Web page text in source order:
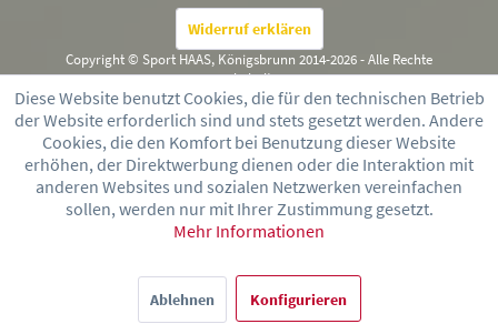
Widerruf erklären
Copyright © Sport HAAS, Königsbrunn 2014-2026 - Alle Rechte
vorbehalten
Diese Website benutzt Cookies, die für den technischen Betrieb
der Website erforderlich sind und stets gesetzt werden. Andere
Cookies, die den Komfort bei Benutzung dieser Website
erhöhen, der Direktwerbung dienen oder die Interaktion mit
anderen Websites und sozialen Netzwerken vereinfachen
sollen, werden nur mit Ihrer Zustimmung gesetzt.
Mehr Informationen
Ablehnen Konfigurieren